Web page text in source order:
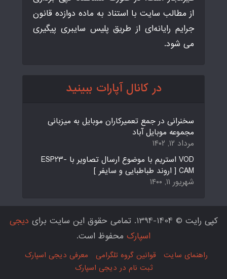
از مطالب سایت با استناد به ماده دوازده قانون
جرایم رایانه‌ای از طریق پلیس سایبری پیگیری
می شود.
در کانال آپارات ببینید
سخنرانی در جمع تعمیرکاران موبایل به میزبانی
مجموعه موبایل آباد
مرداد ۱۲, ۱۴۰۲
VOD استریم با موضوع ارسال تصاویر با ESP23-
CAM [ اروند طباطبایی و سایفر ]
شهریور ۱۱, ۱۴۰۰
کپی رایت © 1404-1394. تمامی حقوق این سایت برای
دیجی
اسپارک محفوظ است.
راهنمای سایت قوانین گروه تلگرامی
معرفی دیجی اسپارک
ثبت نام در دیجی اسپارک